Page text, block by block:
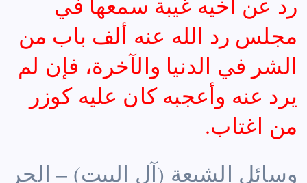
مجلس رد الله عنه ألف باب من
الشر في الدنيا والآخرة، فإن لم
يرد عنه وأعجبه كان عليه كوزر
من اغتاب.
وسائل الشيعة (آل البيت) – الحر